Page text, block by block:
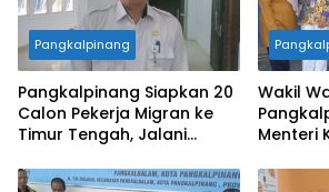
Pangkalpinang
Pangkalpinang Siapkan 20
Calon Pekerja Migran ke
Timur Tengah, Jalani
Wakil
Menteri
Standar